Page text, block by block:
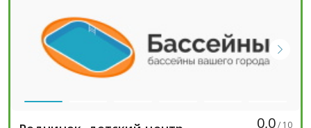
0,0/ 10